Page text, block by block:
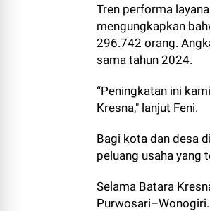
Tren performa
mengungkapkan
296.742 orang.
sama tahun 2024.
“Peningkatan ini
Kresna," lanjut Feni.
Bagi kota dan desa
peluang usaha yang
Selama Batara
Purwosari–Wonogiri.